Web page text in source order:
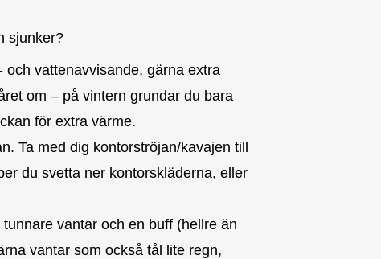
sjunker?
vattenavvisande, gärna extra
om – på vintern grundar du bara
för extra värme.
Ta med dig kontorströjan/kavajen till
du svetta ner kontorskläderna, eller
vantar och en buff (hellre än
vantar som också tål lite regn,